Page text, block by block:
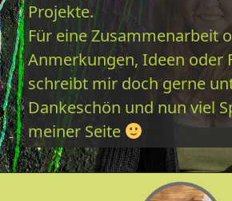
Projekte.
Für eine Zusammenarbeit
Anmerkungen, Ideen oder
schreibt mir doch gerne
Dankeschön und nun viel
meiner Seite